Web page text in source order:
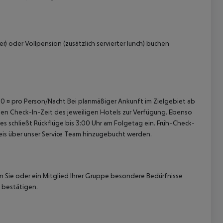
oder Vollpension (zusätzlich servierter lunch) buchen
¤ pro Person/Nacht Bei planmäßiger Ankunft im Zielgebiet ab
Check-In-Zeit des jeweiligen Hotels zur Verfügung. Ebenso
Rückflüge bis 3:00 Uhr am Folgetag ein. Früh-Check-
unser Service Team hinzugebucht werden.
oder ein Mitglied Ihrer Gruppe besondere Bedürfnisse
bestätigen.